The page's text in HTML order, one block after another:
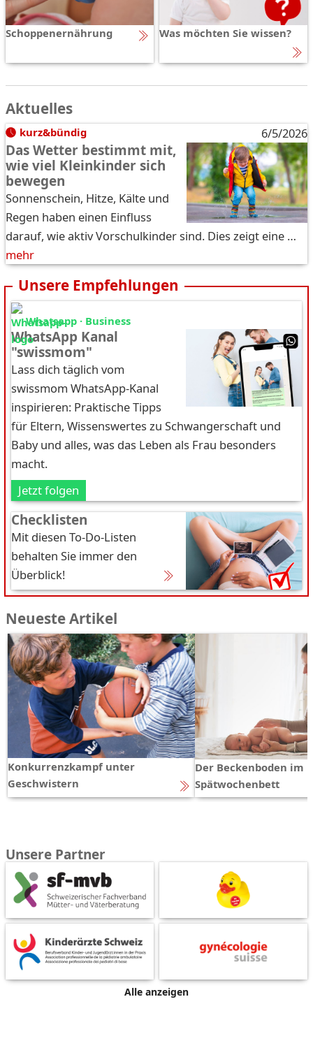
Schoppenernährung Was möchten Sie wissen?
Aktuelles
kurz&bündig 6/5/2026
Das Wetter bestimmt mit,
wie viel Kleinkinder sich
bewegen
Sonnenschein, Hitze, Kälte und
Regen haben einen Einfluss
darauf, wie aktiv Vorschulkinder sind. Dies zeigt eine …
mehr
Unsere Empfehlungen
Whatsapp · Business
WhatsApp Kanal
"swissmom"
Lass dich täglich vom
swissmom WhatsApp-Kanal
inspirieren: Praktische Tipps
für Eltern, Wissenswertes zu Schwangerschaft und
Baby und alles, was das Leben als Frau besonders
macht.
Jetzt folgen
Checklisten
Mit diesen To-Do-Listen
behalten Sie immer den
Überblick!
Neueste Artikel
Konkurrenzkampf unter
Geschwistern
Der Beckenboden im
Spätwochenbett
Unsere Partner
Alle anzeigen